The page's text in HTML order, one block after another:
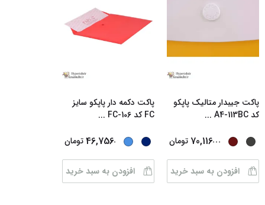
پاکت جیبدار متالیک پاپکو
کد A4-113BC
...
...
70,116 تومان
افزودن به سبد خرید
پاکت دکمه دار پاپکو سایز
FC کد FC-106
...
...
46,756 تومان
افزودن به سبد خرید